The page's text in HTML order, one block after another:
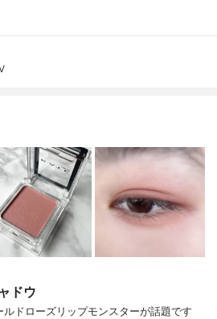
ドウ
ドローズリップモンスターが話題です